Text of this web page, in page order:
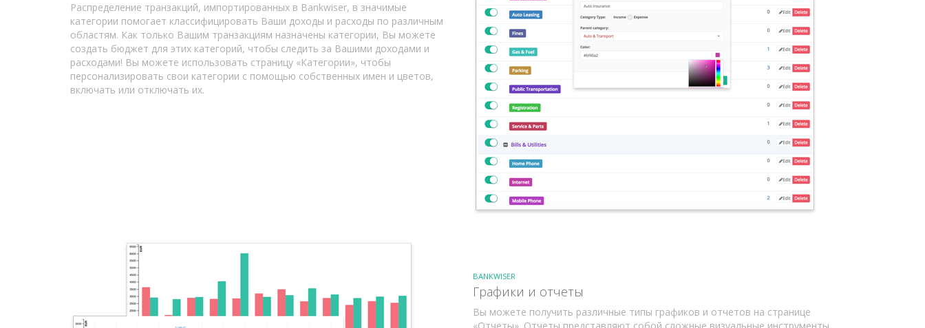
Распределение транзакций, импортированных в Bankwiser, в значимые
категории помогает классифицировать Ваши доходы и расходы по различным
областям. Как только Вашим транзакциям назначены категории, Вы можете
создать бюджет для этих категорий, чтобы следить за Вашими доходами и
расходами! Вы можете использовать страницу «Категории», чтобы
персонализировать свои категории с помощью собственных имен и цветов,
включать или отключать их.
BANKWISER
Графики и отчеты
Вы можете получить различные типы графиков и отчетов на странице